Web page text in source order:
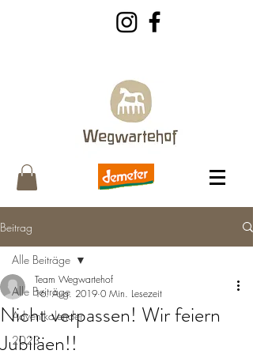
Beitrag
Alle Beiträge
Adventkalender
2023
Alle Beiträge
Nicht verpassen! Wir feiern
Jubiläen!!
Team Wegwartehof
16. Aug. 2019 0 Min. Lesezeit